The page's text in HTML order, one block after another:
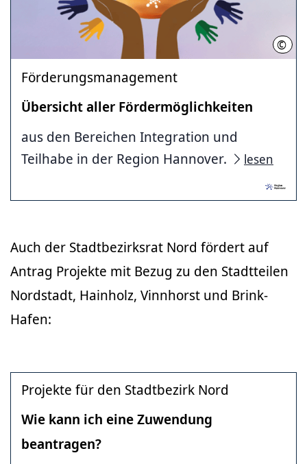
©
Förderungsmanagement
Übersicht aller Fördermöglichkeiten
aus den Bereichen Integration und
Teilhabe in der Region Hannover.
lesen
Auch der Stadtbezirksrat Nord fördert auf
Antrag Projekte mit Bezug zu den Stadtteilen
Nordstadt, Hainholz, Vinnhorst und Brink-
Hafen:
Projekte für den Stadtbezirk Nord
Wie kann ich eine Zuwendung
beantragen?